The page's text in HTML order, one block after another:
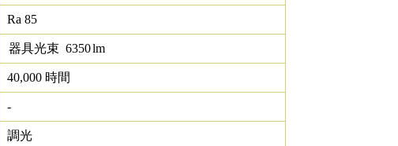
Ra 85
器具光束 6350lm
40,000 時間
-
調光